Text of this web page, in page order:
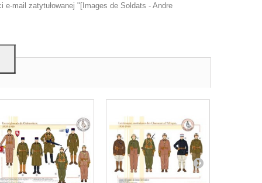
mail zatytułowanej "[Images de Soldats - Andre